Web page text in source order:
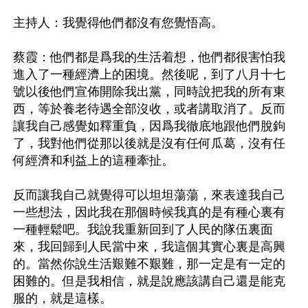
主持人：我覺得他們都沒有您覺悟高。
蔡霞：他們都是爲我的生活着想，他們都很害怕我
進入了一種經濟上的困境。然後呢，到了八月十七
號以後他們宣佈開除我出黨，同時說把我的所有東
西，等於養老待遇全部沒收，或者講取消了。反而
讓我自己感覺如釋重負，因爲我徹底地跟他們脫鉤
了，我對他們從那以後就是沒有任何瓜葛，沒有任
何經濟和利益上的這種牽扯。
反而讓我自己就覺得可以坦坦蕩蕩，來表達我自己
一些想法，因此我在那個時候我真的是有種心裏有
一種輕鬆吧。我說我重新回到了人民的隊伍裏面
來，我回歸到人民當中來，我這個其實心裏是高興
的。當然你說生活艱難不艱難，那一定是有一定的
困難的。但是我相信，就是說應該講自己還是能克
服的，就是這樣。